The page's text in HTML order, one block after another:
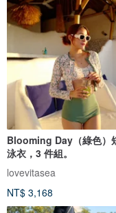
Blooming Day（綠色）
泳衣，3 件組。
lovevitasea
NT$ 3,168